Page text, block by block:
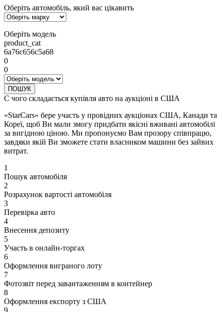
Оберіть автомобіль, який вас цікавить
Оберіть модель
product_cat
6a76c656c5a68
0
0
ПОШУК
С чого складається купівля авто на аукціоні в США
«StarCars» бере участь у провідних аукціонах США, Канади та
Кореї, щоб Ви мали змогу придбати якісні вживані автомобілі
за вигідною ціною. Ми пропонуємо Вам прозору співпрацю,
завдяки якій Ви зможете стати власником машини без зайвих
витрат.
1
Пошук автомобіля
2
Розрахунок вартості автомобіля
3
Перевірка авто
4
Внесення депозиту
5
Участь в онлайн-торгах
6
Оформлення виграного лоту
7
Фотозвіт перед завантаженням в контейнер
8
Оформлення експорту з США
9